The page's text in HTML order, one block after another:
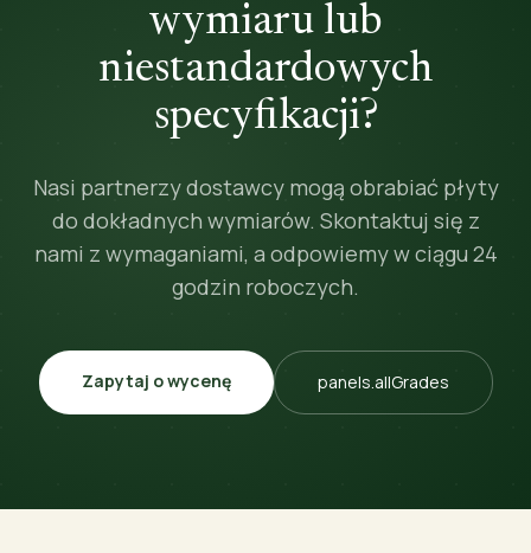
wymiaru lub
niestandardowych
specyfikacji?
Nasi partnerzy dostawcy mogą obrabiać płyty
do dokładnych wymiarów. Skontaktuj się z
nami z wymaganiami, a odpowiemy w ciągu 24
godzin roboczych.
Zapytaj o wycenę panels.allGrades